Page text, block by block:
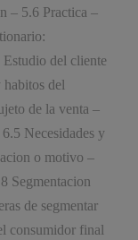
– 5.6 Practica –
del cliente
del
de la venta –
Necesidades y
o motivo –
Segmentacion
de segmentar
consumidor final